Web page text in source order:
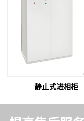
静止式进相柜